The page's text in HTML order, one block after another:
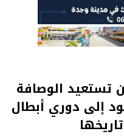
تستعيد الوصافة
إلى دوري أبطال